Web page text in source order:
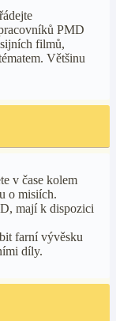
PMD
filmů,
Většinu
v čase kolem
o misiích.
mají k dispozici
farní vývěsku
díly.